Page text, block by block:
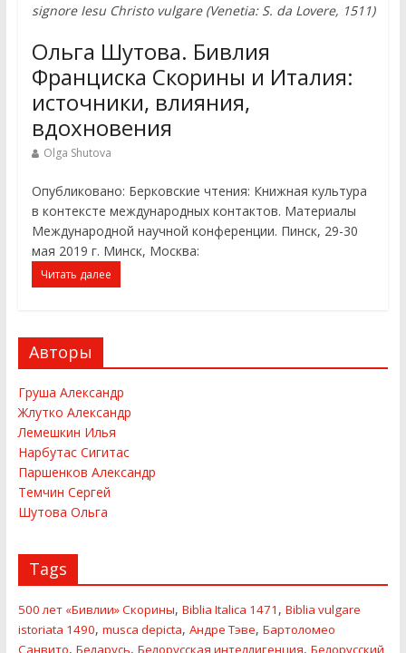
signore Iesu Christo vulgare (Venetia: S. da Lovere, 1511)
Ольга Шутова. Бивлия
Франциска Скорины и Италия:
источники, влияния,
вдохновения
Olga Shutova
Опубликовано: Берковские чтения: Книжная культура
в контексте международных контактов. Материалы
Международной научной конференции. Пинск, 29-30
мая 2019 г. Минск, Москва:
Читать далее
Авторы
Груша Александр
Жлутко Александр
Лемешкин Илья
Нарбутас Сигитас
Паршенков Александр
Темчин Сергей
Шутова Ольга
Tags
500 лет «Бивлии» Скорины, Biblia Italica 1471 , Biblia vulgare
istoriata 1490, musca depicta, Андре Тэве, Бартоломео
Санвито, Беларусь, Белорусская интеллигенция, Белорусский